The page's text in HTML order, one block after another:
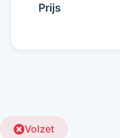
Prijs
Volzet